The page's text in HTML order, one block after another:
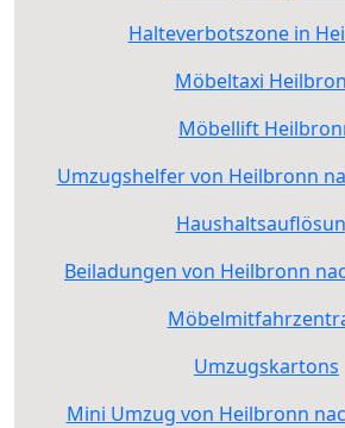
Halteverbotszone in
Möbeltaxi
Möbellift
Umzugshelfer von Heilbronn
Beiladungen von Heilbronn
Umzugskartons
Mini Umzug von Heilbronn